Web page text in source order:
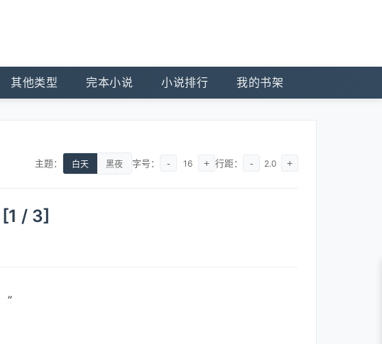
其他类型 完本小说 小说排行 我的书架
主题： 白天 黑夜 字号： - 16 + 行距： - 2.0 +
/ 3]
”